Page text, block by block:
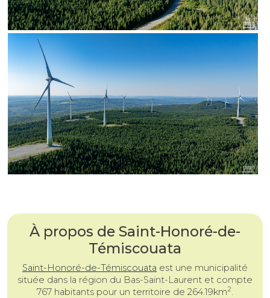
À propos de Saint-Honoré-de-
Témiscouata
Saint-Honoré-de-Témiscouata est une municipalité
située dans la région du Bas-Saint-Laurent et compte
767 habitants pour un territoire de 264.19km2.